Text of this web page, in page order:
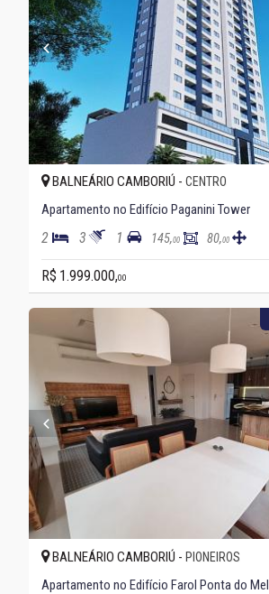
BALNEÁRIO CAMBORIÚ - CENTRO
Apartamento no Edifício Paganini Tower
2 3 1 145,00 80,00
R$ 1.999.000,00
BALNEÁRIO CAMBORIÚ - PIONEIROS
Apartamento no Edifício Farol Ponta do Mel